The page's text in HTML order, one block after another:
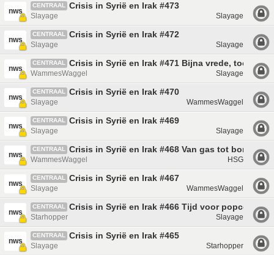
nws
CENTRAAL Crisis in Syrië en Irak #473
Slayage Slayage
nws
CENTRAAL Crisis in Syrië en Irak #472
Slayage Slayage
nws
CENTRAAL Crisis in Syrië en Irak #471 Bijna vrede, toch?
WammesWaggel Slayage
nws
CENTRAAL Crisis in Syrië en Irak #470
Slayage WammesWaggel
nws
CENTRAAL Crisis in Syrië en Irak #469
Slayage Slayage
nws
CENTRAAL Crisis in Syrië en Irak #468 Van gas tot bom
WammesWaggel HSG
nws
CENTRAAL Crisis in Syrië en Irak #467
Slayage WammesWaggel
nws
CENTRAAL Crisis in Syrië en Irak #466 Tijd voor popcorn
Starhopper Slayage
nws
CENTRAAL Crisis in Syrië en Irak #465
Slayage Starhopper